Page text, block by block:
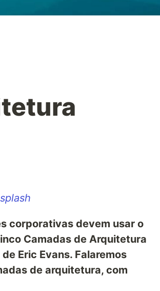
corporativas devem usar o
Camadas de Arquitetura
Eric Evans. Falaremos
de arquitetura, com